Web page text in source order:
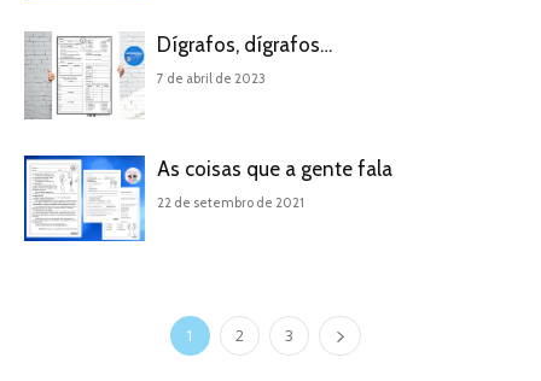
Dígrafos, dígrafos…
7 de abril de 2023
As coisas que a gente fala
22 de setembro de 2021
1 2 3